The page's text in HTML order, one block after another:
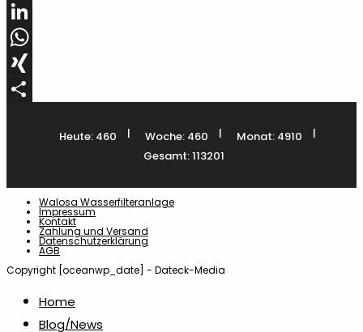
Pinterest
LinkedIn
WhatsApp
XING
Heute: 460 | Woche: 460 | Monat: 4910
|
Gesamt: 113201
Walosa Wasserfilteranlage
Impressum
Kontakt
Zahlung und Versand
Datenschutzerklärung
AGB
Copyright [oceanwp_date] - Dateck-Media
Home
Blog/News